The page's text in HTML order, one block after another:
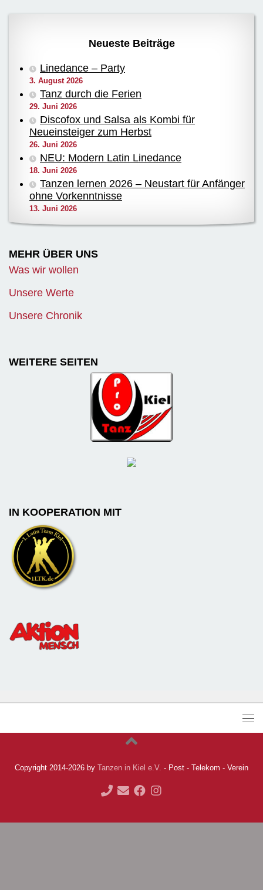
Neueste Beiträge
Linedance – Party
3. August 2026
Tanz durch die Ferien
29. Juni 2026
Discofox und Salsa als Kombi für
Neueinsteiger zum Herbst
26. Juni 2026
NEU: Modern Latin Linedance
18. Juni 2026
Tanzen lernen 2026 – Neustart für Anfänger
ohne Vorkenntnisse
13. Juni 2026
MEHR ÜBER UNS
Was wir wollen
Unsere Werte
Unsere Chronik
WEITERE SEITEN
IN KOOPERATION MIT
Copyright 2014-2026 by Tanzen in Kiel e.V. - Post - Telekom - Verein